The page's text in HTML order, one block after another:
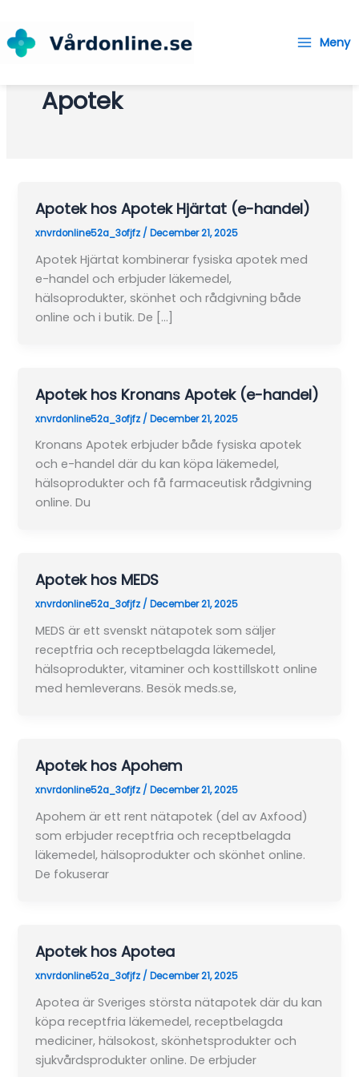
content
Menu
Meny
Apotek
Apotek hos Apotek Hjärtat (e-handel)
xnvrdonline52a_3ofjfz / December 21, 2025
Apotek Hjärtat kombinerar fysiska apotek med
e-handel och erbjuder läkemedel,
hälsoprodukter, skönhet och rådgivning både
online och i butik. De […]
Apotek hos Kronans Apotek (e-handel)
xnvrdonline52a_3ofjfz /December 21, 2025
Kronans Apotek erbjuder både fysiska apotek
och e-handel där du kan köpa läkemedel,
hälsoprodukter och få farmaceutisk rådgivning
online. Du
Apotek hos MEDS
xnvrdonline52a_3ofjfz /December 21, 2025
MEDS är ett svenskt nätapotek som säljer
receptfria och receptbelagda läkemedel,
hälsoprodukter, vitaminer och kosttillskott online
med hemleverans. Besök meds.se,
Apotek hos Apohem
xnvrdonline52a_3ofjfz / December 21, 2025
Apohem är ett rent nätapotek (del av Axfood)
som erbjuder receptfria och receptbelagda
läkemedel, hälsoprodukter och skönhet online.
De fokuserar
Apotek hos Apotea
xnvrdonline52a_3ofjfz / December 21, 2025
Apotea är Sveriges största nätapotek där du kan
köpa receptfria läkemedel, receptbelagda
mediciner, hälsokost, skönhetsprodukter och
sjukvårdsprodukter online. De erbjuder